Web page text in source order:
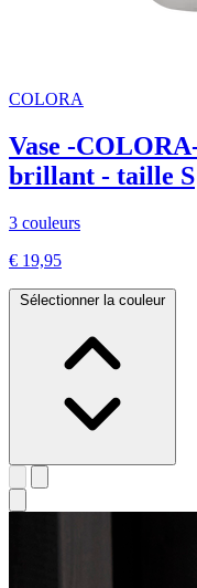
COLORA
Vase -
brillant - taille S
3 couleurs
€ 19,95
Sélectionner la couleur